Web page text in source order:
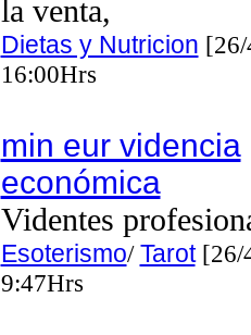
la venta,
Dietas y Nutricion
16:00Hrs
min eur videncia
económica
Videntes
Esoterismo/Tarot[26/
9:47Hrs